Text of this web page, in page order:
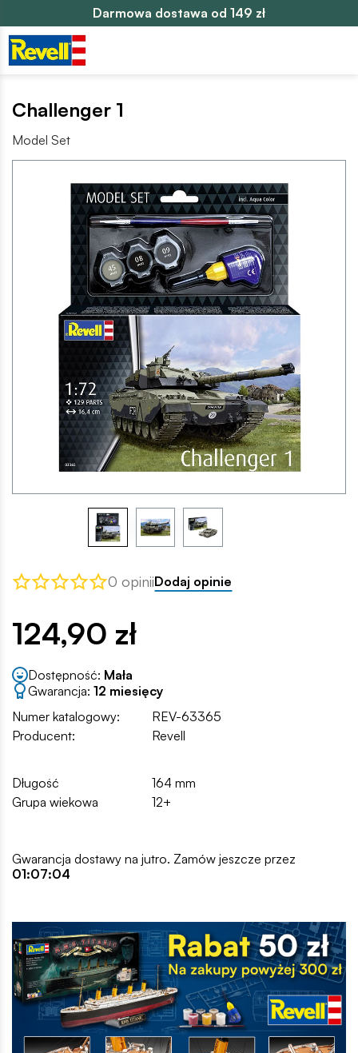
Darmowa dostawa od 149 zł
Challenger 1
Model Set
0 opiniiDodaj opinie
124,90 zł
Dostępność: Mała
Gwarancja: 12 miesięcy
Numer katalogowy:
REV-63365
Producent:
Revell
Długość
164 mm
Grupa wiekowa
12+
Gwarancja dostawy na jutro. Zamów jeszcze przez
01:07:03